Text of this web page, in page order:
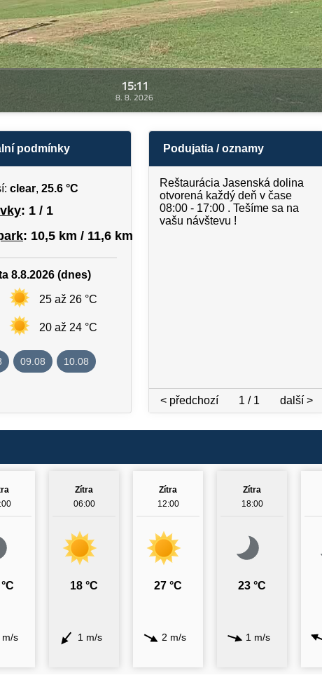
15:11
8. 8. 2026
podmínky
clear, 25.6 °C
: 1 / 1
: 10,5 km / 11,6 km
8.8.2026 (dnes)
25 až 26 °C
20 až 24 °C
09.08 10.08
Podujatia / oznamy
Reštaurácia Jasenská dolina
otvorená každý deň v čase
08:00 - 17:00 . Tešíme sa na
vašu návštevu !
další >
< předchozí 1 / 1
m/s
Zítra
06:00
18 °C
1 m/s
Zítra
12:00
27 °C
2 m/s
Zítra
18:00
23 °C
1 m/s